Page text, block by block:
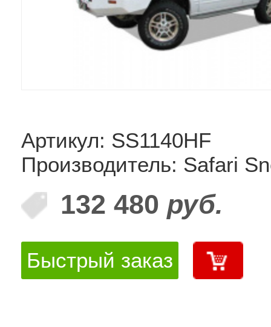
Артикул: SS1140HF
Производитель: Safari
132 480 руб.
Быстрый заказ